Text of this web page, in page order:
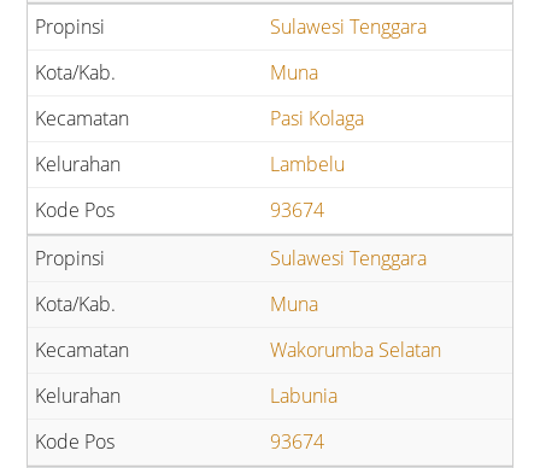
Sulawesi Tenggara
Muna
Pasi Kolaga
Lambelu
93674
Sulawesi Tenggara
Muna
Wakorumba Selatan
Labunia
93674